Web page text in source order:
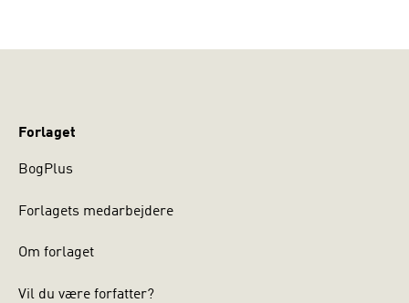
Forlaget
BogPlus
Forlagets medarbejdere
Om forlaget
Vil du være forfatter?